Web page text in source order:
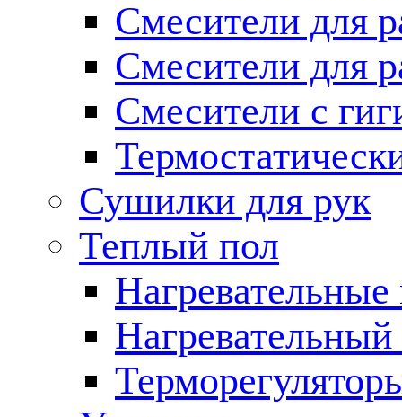
Смесители для
Смесители для
Смесители с
Сушилки для рук
Теплый пол
Нагревательный